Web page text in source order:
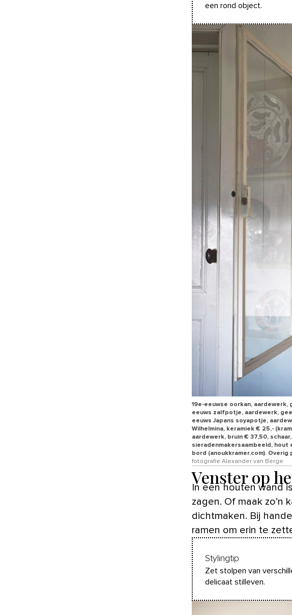
een rond object.
19e-eeuwse oorkan, aardewerk,
eeuws zalfpotje, aardewerk,
eeuws Japans soyapotje,
Wilhelmina, keramiek € 25,-
aardewerk, bruin € 37,50,
sieradenmakersaambeeld, hout
bord (anoukkramer.com). Overig
fotografie Alexander van Berge
Venster op
In een houten wand
zagen. Of maak zo’n
dichtmaken. Bij
ramen om erin te
Stylingtip
Zet stolpen van
delicaat stilleven.